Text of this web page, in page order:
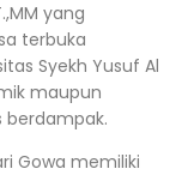
yang
terbuka
Syekh Yusuf Al
maupun
berdampak.
Gowa memiliki